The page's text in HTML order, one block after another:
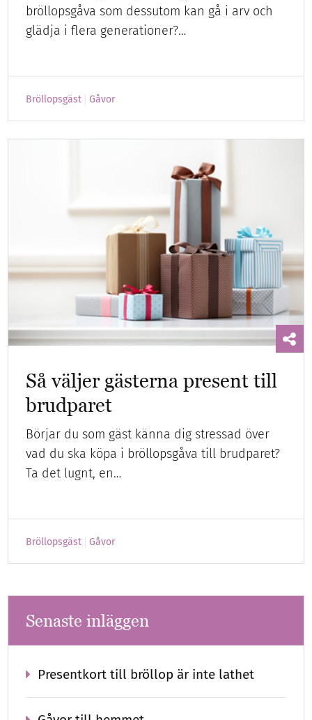
bröllopsgåva som dessutom kan gå i arv och
glädja i flera generationer?…
Bröllopsgäst Gåvor
Så väljer gästerna present till
brudparet
Börjar du som gäst känna dig stressad över
vad du ska köpa i bröllopsgåva till brudparet?
Ta det lugnt, en…
Bröllopsgäst Gåvor
Senaste inläggen
Presentkort till bröllop är inte lathet